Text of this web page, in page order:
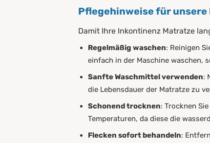
Pflegehinweise für
Damit Ihre Inkontinenz Matratze
Regelmäßig waschen: Reinigen
einfach in der Maschine waschen,
Sanfte Waschmittel verwenden:
die Lebensdauer der Matratze zu
Schonend trocknen: Trocknen
Temperaturen, da diese die
Flecken sofort behandeln: